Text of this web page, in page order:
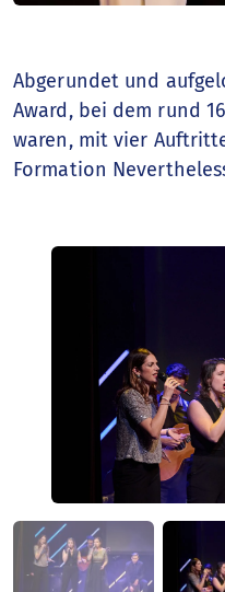
Abgerundet und
Award, bei dem rund
waren, mit vier
Formation